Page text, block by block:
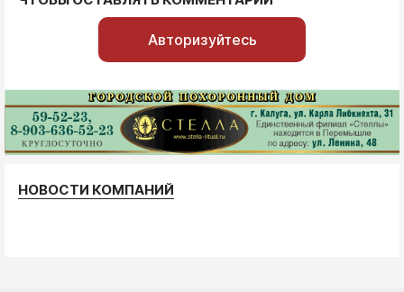
Авторизуйтесь
НОВОСТИ КОМПАНИЙ